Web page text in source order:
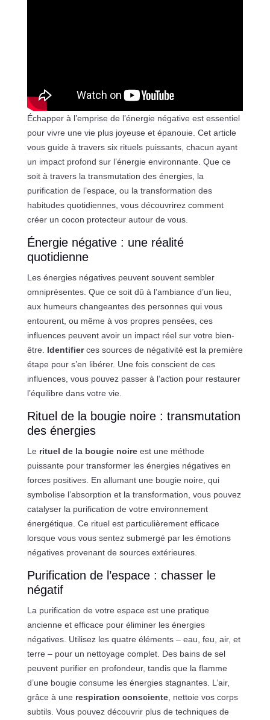
Échapper à l’emprise de l’énergie négative est essentiel
pour vivre une vie plus joyeuse et épanouie. Cet article
vous guide à travers six rituels puissants, chacun ayant
un impact profond sur l’énergie environnante. Que ce
soit à travers la transmutation des énergies, la
purification de l’espace, ou la transformation des
habitudes quotidiennes, vous découvrirez comment
créer un cocon protecteur autour de vous.
Énergie négative : une réalité
quotidienne
Les énergies négatives peuvent souvent sembler
omniprésentes. Que ce soit dû à l’ambiance d’un lieu,
aux humeurs changeantes des personnes qui vous
entourent, ou même à vos propres pensées, ces
influences peuvent avoir un impact réel sur votre bien-
être. Identifierces sources de négativité est la première
étape pour s’en libérer. Une fois conscient de ces
influences, vous pouvez passer à l’action pour restaurer
l’équilibre dans votre vie.
Rituel de la bougie noire : transmutation
des énergies
Le rituel de la bougie noireest une méthode
puissante pour transformer les énergies négatives en
forces positives. En allumant une bougie noire, qui
symbolise l’absorption et la transformation, vous pouvez
catalyser la purification de votre environnement
énergétique. Ce rituel est particulièrement efficace
lorsque vous vous sentez submergé par les émotions
négatives provenant de sources extérieures.
Purification de l’espace : chasser le
négatif
La purification de votre espace est une pratique
ancienne et efficace pour éliminer les énergies
négatives. Utilisez les quatre éléments – eau, feu, air, et
terre – pour un nettoyage complet. Des bains de sel
peuvent purifier en profondeur, tandis que la flamme
d’une bougie consume les énergies stagnantes. L’air,
grâce à une respiration consciente, nettoie vos corps
subtils. Vous pouvez découvrir plus de techniques de